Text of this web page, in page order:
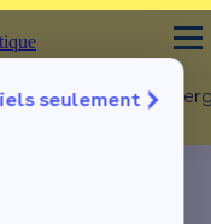
seulement
Rénovation